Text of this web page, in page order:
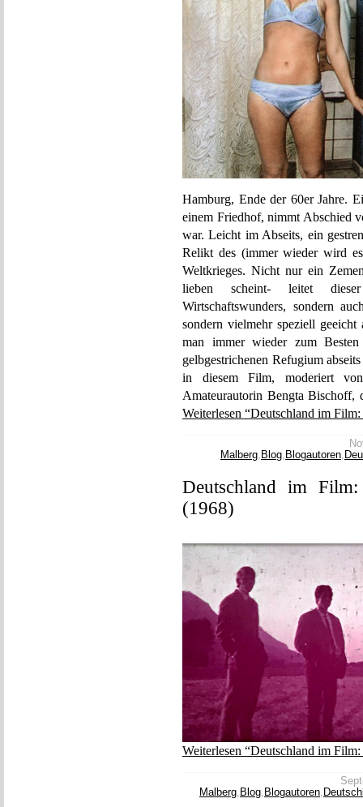
Hamburg, Ende der 60er Jahre.
einem Friedhof, nimmt Abschied
war. Leicht im Abseits, ein
Relikt des (immer wieder wird
Weltkrieges. Nicht nur ein
lieben scheint- leitet
Wirtschaftswunders, sondern
sondern vielmehr speziell
man immer wieder zum
gelbgestrichenen Refugium
in diesem Film, moderiert von
Amateurautorin Bengta Bischoff,
Weiterlesen “Deutschland im
Malberg, Blog, Blogautoren,
Deutschland im
(1968)
Weiterlesen “Deutschland im
Malberg, Blog, Blogautoren,